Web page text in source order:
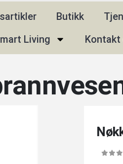
Butikk
Living
Kontakt